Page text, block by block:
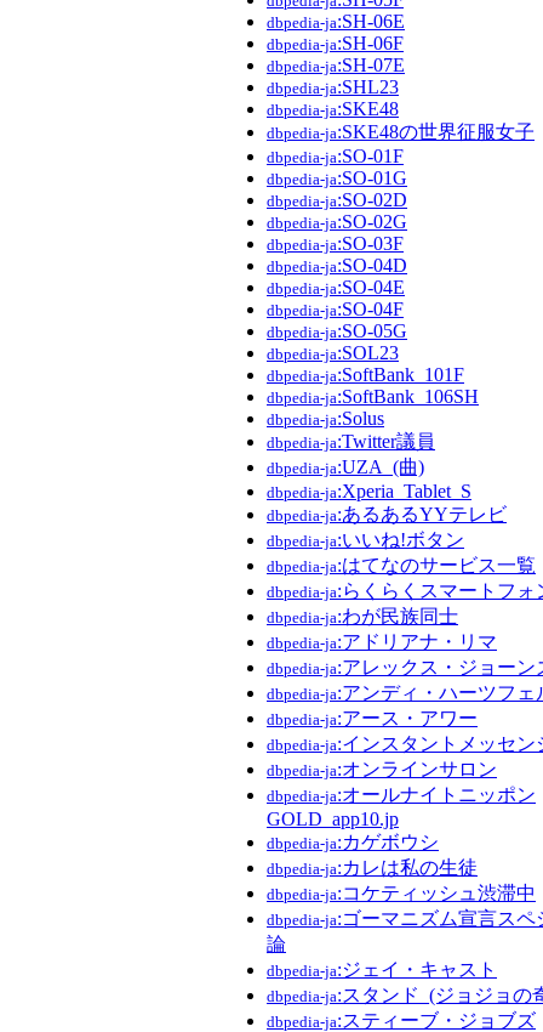
dbpedia-ja:SH-06E
dbpedia-ja:SH-06F
dbpedia-ja:SH-07E
dbpedia-ja:SHL23
dbpedia-ja:SKE48
dbpedia-ja:SKE48の世界征服女子
dbpedia-ja:SO-01F
dbpedia-ja:SO-01G
dbpedia-ja:SO-02D
dbpedia-ja:SO-02G
dbpedia-ja:SO-03F
dbpedia-ja:SO-04D
dbpedia-ja:SO-04E
dbpedia-ja:SO-04F
dbpedia-ja:SO-05G
dbpedia-ja:SOL23
dbpedia-ja:SoftBank_101F
dbpedia-ja:SoftBank_106SH
dbpedia-ja:Solus
dbpedia-ja:Twitter議員
dbpedia-ja:UZA_(曲)
dbpedia-ja:Xperia_Tablet_S
dbpedia-ja:あるあるYYテレビ
dbpedia-ja:いいね!ボタン
dbpedia-ja:はてなのサービス一覧
dbpedia-ja:らくらくスマートフォ
dbpedia-ja:わが民族同士
dbpedia-ja:アドリアナ・リマ
dbpedia-ja:アレックス・ジョーン
dbpedia-ja:アンディ・ハーツフェ
dbpedia-ja:アース・アワー
dbpedia-ja:インスタントメッセン
dbpedia-ja:オンラインサロン
dbpedia-ja:オールナイトニッポン
GOLD_app10.jp
dbpedia-ja:カゲボウシ
dbpedia-ja:カレは私の生徒
dbpedia-ja:コケティッシュ渋滞中
dbpedia-ja:ゴーマニズム宣言スペ
論
dbpedia-ja:ジェイ・キャスト
dbpedia-ja:スタンド_(ジョジョの
dbpedia-ja:スティーブ・ジョブズ